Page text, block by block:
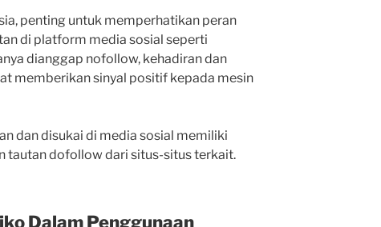
penting untuk memperhatikan peran
di platform media sosial seperti
dianggap nofollow, kehadiran dan
memberikan sinyal positif kepada mesin
dan disukai di media sosial memiliki
tautan dofollow dari situs-situs terkait.
Dalam Penggunaan